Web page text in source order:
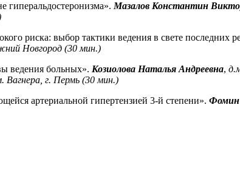
гиперальдостеронизма». Мазалов Константин
риска: выбор тактики ведения в свете последних
Новгород (30 мин.)
ведения больных». Козиолова Наталья Андреевна, д
г. Пермь (30 мин.)
артериальной гипертензией 3-й степени». Фомин